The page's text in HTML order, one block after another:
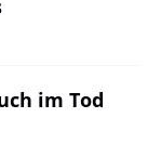
im Tod